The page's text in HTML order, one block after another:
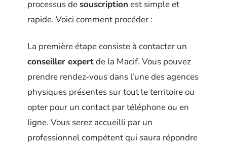
processus desouscription est simple et
rapide. Voici comment procéder :
La première étape consiste à contacter un
conseiller expertde la Macif. Vous pouvez
prendre rendez-vous dans l’une des agences
physiques présentes sur tout le territoire ou
opter pour un contact par téléphone ou en
ligne. Vous serez accueilli par un
professionnel compétent qui saura répondre